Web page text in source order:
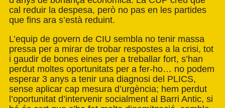
cal reduir la despesa, però no pas en les partides
que fins ara s’està reduint.
L’equip de govern de CIU sembla no tenir massa
pressa per a mirar de trobar respostes a la crisi, tot
i gaudir de bones eines per a treballar fort, s’han
perdut moltes oportunitats per a fer-ho… no podem
esperar 3 anys a tenir una diagnosi del PLICS,
sense aplicar cap mesura d’urgència; hem perdut
l’oportunitat d’intervenir socialment al Barri Antic, si